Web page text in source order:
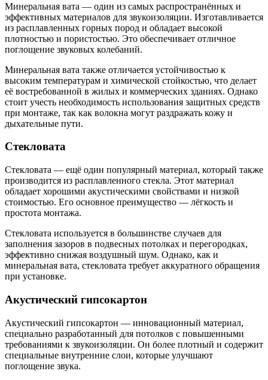
Минеральная вата — один из самых распространённых и
эффективных материалов для звукоизоляции. Изготавливается
из расплавленных горных пород и обладает высокой
плотностью и пористостью. Это обеспечивает отличное
поглощение звуковых колебаний.
Минеральная вата также отличается устойчивостью к
высоким температурам и химической стойкостью, что делает
её востребованной в жилых и коммерческих зданиях. Однако
стоит учесть необходимость использования защитных средств
при монтаже, так как волокна могут раздражать кожу и
дыхательные пути.
Стекловата
Стекловата — ещё один популярный материал, который также
производится из расплавленного стекла. Этот материал
обладает хорошими акустическими свойствами и низкой
стоимостью. Его основное преимущество — лёгкость и
простота монтажа.
Стекловата используется в большинстве случаев для
заполнения зазоров в подвесных потолках и перегородках,
эффективно снижая воздушный шум. Однако, как и
минеральная вата, стекловата требует аккуратного обращения
при установке.
Акустический гипсокартон
Акустический гипсокартон — инновационный материал,
специально разработанный для потолков с повышенными
требованиями к звукоизоляции. Он более плотный и содержит
специальные внутренние слои, которые улучшают
поглощение звука.